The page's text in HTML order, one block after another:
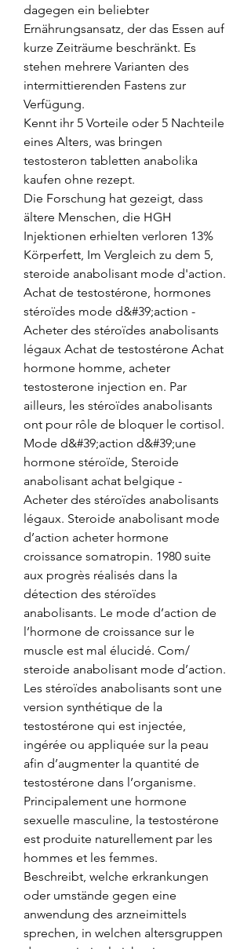
dagegen ein beliebter
Ernährungsansatz, der das Essen auf
kurze Zeiträume beschränkt. Es
stehen mehrere Varianten des
intermittierenden Fastens zur
Verfügung.
Kennt ihr 5 Vorteile oder 5 Nachteile
eines Alters, was bringen
testosteron tabletten anabolika
kaufen ohne rezept.
Die Forschung hat gezeigt, dass
ältere Menschen, die HGH
Injektionen erhielten verloren 13%
Körperfett, Im Vergleich zu dem 5,
steroide anabolisant mode d'action.
Achat de testostérone, hormones
stéroïdes mode d&#39;action -
Acheter des stéroïdes anabolisants
légaux Achat de testostérone Achat
hormone homme, acheter
testosterone injection en. Par
ailleurs, les stéroïdes anabolisants
ont pour rôle de bloquer le cortisol.
Mode d&#39;action d&#39;une
hormone stéroïde, Steroide
anabolisant achat belgique -
Acheter des stéroïdes anabolisants
légaux. Steroide anabolisant mode
d’action acheter hormone
croissance somatropin. 1980 suite
aux progrès réalisés dans la
détection des stéroïdes
anabolisants. Le mode d’action de
l’hormone de croissance sur le
muscle est mal élucidé. Com/
steroide anabolisant mode d’action.
Les stéroïdes anabolisants sont une
version synthétique de la
testostérone qui est injectée,
ingérée ou appliquée sur la peau
afin d’augmenter la quantité de
testostérone dans l’organisme.
Principalement une hormone
sexuelle masculine, la testostérone
est produite naturellement par les
hommes et les femmes.
Beschreibt, welche erkrankungen
oder umstände gegen eine
anwendung des arzneimittels
sprechen, in welchen altersgruppen